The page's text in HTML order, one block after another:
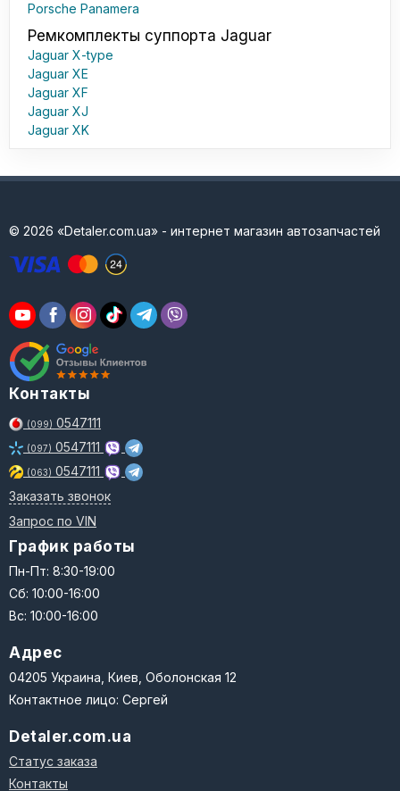
Porsche Panamera
Ремкомплекты суппорта Jaguar
Jaguar X-type
Jaguar XE
Jaguar XF
Jaguar XJ
Jaguar XK
© 2026 «Detaler.com.ua» - интернет магазин автозапчастей
Контакты
(099) 0547111
(097) 0547111
(063) 0547111
Заказать звонок
Запрос по VIN
График работы
Пн-Пт: 8:30-19:00
Сб: 10:00-16:00
Вс: 10:00-16:00
Адрес
04205 Украина, Киев, Оболонская 12
Контактное лицо: Сергей
Detaler.com.ua
Статус заказа
Контакты